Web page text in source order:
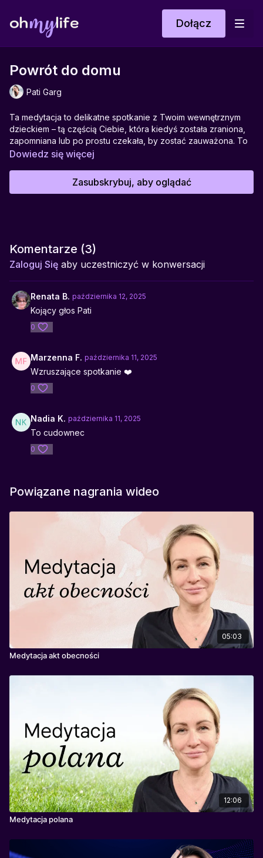
Dołącz
Powrót do domu
Pati Garg
Ta medytacja to delikatne spotkanie z Twoim wewnętrznym
dzieckiem – tą częścią Ciebie, która kiedyś została zraniona,
zapomniana lub po prostu czekała, by zostać zauważona. To
praktyka pojednania, zrozumienia i przyjęcia. Patti Garg
którym dorosła Ty bierze za rękę małą dziewczynkę z
przeszłości, by razem rozpocząć nową, bezpieczną drogę.
pracy z wewnętrznym dzieckiem, uzdrawianiu ran
z dzieciństwa, rozwijaniu samoakceptacji i poczucia
bezpieczeństwa.
Dowiedz się więcej
Zasubskrybuj, aby oglądać
Komentarze (3)
Zaloguj Się aby uczestniczyć w konwersacji
Renata B. października 12, 2025
Kojący głos Pati
0
Marzenna F. października 11, 2025
Wzruszające spotkanie ❤️
0
Nadia K. października 11, 2025
To cudownec
0
Powiązane nagrania wideo
05:03
Medytacja akt obecności
12:06
Medytacja polana